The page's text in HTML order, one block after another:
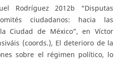
Rodríguez 2012b “Disputas
ciudadanos: hacia las
Ciudad de México”, en Víctor
(coords.), El deterioro de la
sobre el régimen político, lo